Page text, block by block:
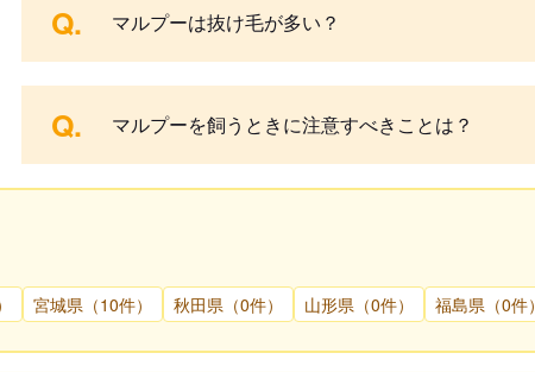
Q. マルプーは抜け毛が多い？
Q. マルプーを飼うときに注意すべきことは？
宮城県（10件） 秋田県（0件） 山形県（0件） 福島県（0件）